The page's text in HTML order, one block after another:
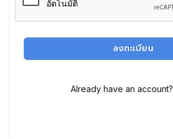
ลงทะเบียน
Already have an account?